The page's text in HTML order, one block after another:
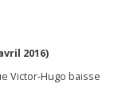
2016)
Victor-Hugo baisse